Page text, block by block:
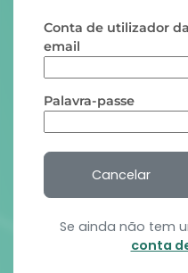
Conta de utilizador
email
Palavra-passe
Cancelar
Se ainda não tem
conta